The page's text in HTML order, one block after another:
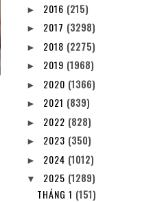
► 2016 (215)
► 2017 (3298)
► 2018 (2275)
► 2019 (1968)
► 2020 (1366)
► 2021 (839)
► 2022 (828)
► 2023 (350)
► 2024 (1012)
▼ 2025 (1289)
THÁNG 1 (151)